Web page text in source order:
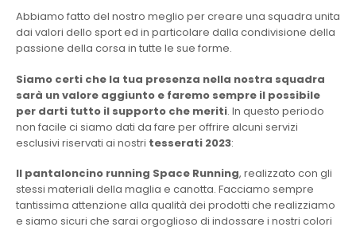
Abbiamo fatto del nostro meglio per creare una squadra unita
dai valori dello sport ed in particolare dalla condivisione della
passione della corsa in tutte le sue forme.
Siamo certi che la tua presenza nella nostra squadra
sarà un valore aggiunto e faremo sempre il possibile
per darti tutto il supporto che meriti. In questo periodo
non facile ci siamo dati da fare per offrire alcuni servizi
esclusivi riservati ai nostri tesserati 2023:
Il pantaloncino running Space Running, realizzato con gli
stessi materiali della maglia e canotta. Facciamo sempre
tantissima attenzione alla qualità dei prodotti che realizziamo
e siamo sicuri che sarai orgoglioso di indossare i nostri colori